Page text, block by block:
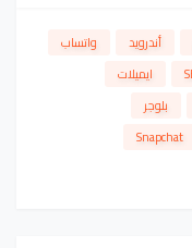
أندرويد
واتساب
ايميلات
بلوجر
Snapchat